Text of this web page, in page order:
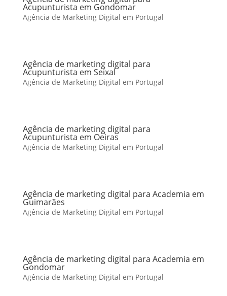
Acupunturista em Gondomar
Agência de Marketing Digital em Portugal
Agência de marketing digital para
Acupunturista em Seixal
Agência de Marketing Digital em Portugal
Agência de marketing digital para
Acupunturista em Oeiras
Agência de Marketing Digital em Portugal
Agência de marketing digital para Academia em
Guimarães
Agência de Marketing Digital em Portugal
Agência de marketing digital para Academia em
Gondomar
Agência de Marketing Digital em Portugal